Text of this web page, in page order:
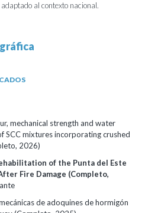
al contexto nacional.
mechanical strength and water
SCC mixtures incorporating crushed
2026)
of the Punta del Este
Fire Damage (Completo,
de adoquines de hormigón